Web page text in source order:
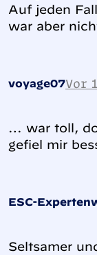
Auf jeden
war aber
voyage07Vor
… war toll,
gefiel mir
ESC-
Seltsamer